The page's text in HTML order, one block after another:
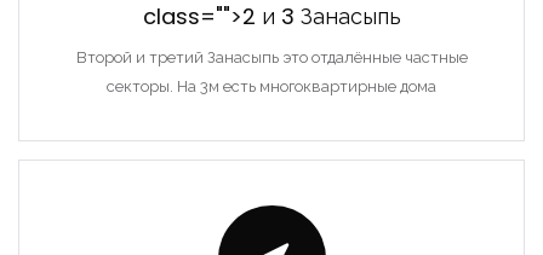
class="">2 и 3 Занасыпь
Второй и третий Занасыпь это отдалённые частные
секторы. На 3м есть многоквартирные дома